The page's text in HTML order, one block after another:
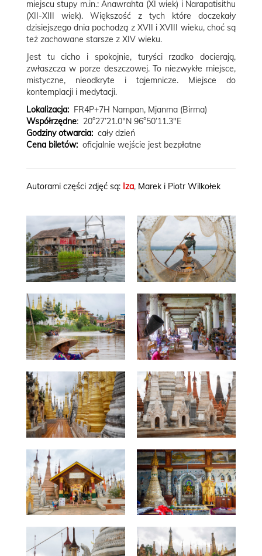
miejscu stupy m.in.: Anawrahta (XI wiek) i Narapatisithu
(XII-XIII wiek). Większość z tych które doczekały
dzisiejszego dnia pochodzą z XVII i XVIII wieku, choć są
też zachowane starsze z XIV wieku.
Jest tu cicho i spokojnie, turyści rzadko docierają,
zwłaszcza w porze deszczowej. To niezwykłe miejsce,
mistyczne, nieodkryte i tajemnicze. Miejsce do
kontemplacji i medytacji.
Lokalizacja: FR4P+7H Nampan, Mjanma (Birma)
Współrzędne: 20°27’21.0″N 96°50’11.3″E
Godziny otwarcia: cały dzień
Cena biletów: oficjalnie wejście jest bezpłatne
Autorami części zdjęć są: Iza, Marek i Piotr Wilkołek